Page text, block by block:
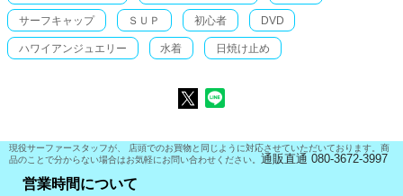
サーフキャップ ＳＵＰ 初心者 DVD
ハワイアンジュエリー 水着 日焼け止め
現役サーファースタッフが、 店頭でのお買物と同じように対応させていただいております。商
品のことで分からない場合はお気軽にお問い合わせください。 通販直通 080-3672-3997
営業時間について